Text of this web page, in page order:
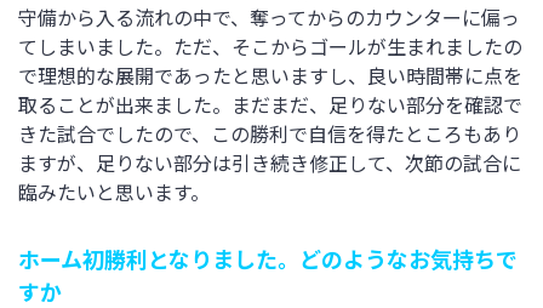
守備から入る流れの中で、奪ってからのカウンターに偏っ
てしまいました。ただ、そこからゴールが生まれましたの
で理想的な展開であったと思いますし、良い時間帯に点を
取ることが出来ました。まだまだ、足りない部分を確認で
きた試合でしたので、この勝利で自信を得たところもあり
ますが、足りない部分は引き続き修正して、次節の試合に
臨みたいと思います。
ホーム初勝利となりました。どのようなお気持ちで
すか